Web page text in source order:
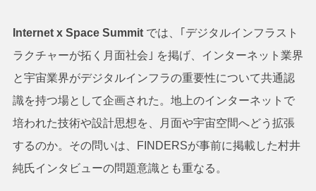
Internet x Space Summitでは、｢デジタルインフラスト
ラクチャーが拓く月面社会｣ を掲げ、インターネット業界
と宇宙業界がデジタルインフラの重要性について共通認
識を持つ場として企画された。地上のインターネットで
培われた技術や設計思想を、月面や宇宙空間へどう拡張
するのか。その問いは、FINDERSが事前に掲載した村井
純氏インタビューの問題意識とも重なる。